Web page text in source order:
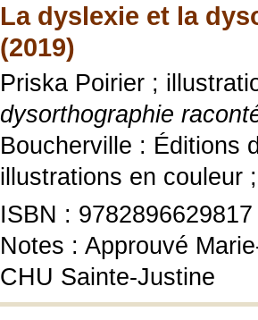
La dyslexie et la
(2019)
Priska Poirier ;
dysorthographie
Boucherville : Éditions
illustrations en couleur
ISBN : 9782896629817
Notes : Approuvé
CHU Sainte-Justine